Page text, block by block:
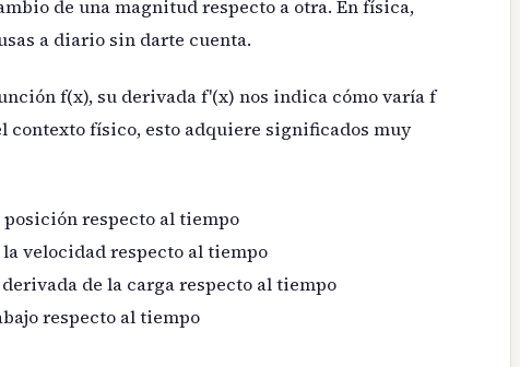
de una magnitud respecto a otra. En física,
a diario sin darte cuenta.
f(x), su derivada f'(x) nos indica cómo varía f
contexto físico, esto adquiere significados muy
posición respecto al tiempo
velocidad respecto al tiempo
derivada de la carga respecto al tiempo
respecto al tiempo